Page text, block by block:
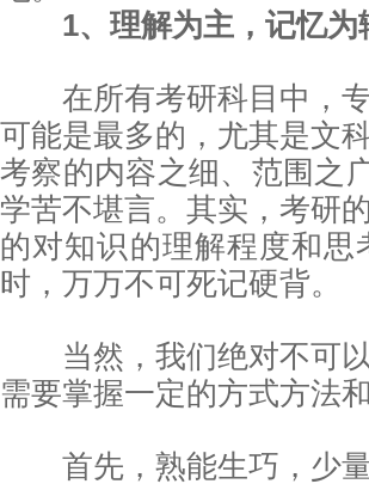
1、理解为主，记忆为
在所有考研科目中，专
可能是最多的，尤其是文
考察的内容之细、范围之
学苦不堪言。其实，考研
的对知识的理解程度和
时，万万不可死记硬背。
当然，我们绝对不可以
需要掌握一定的方式方法
首先，熟能生巧，少量